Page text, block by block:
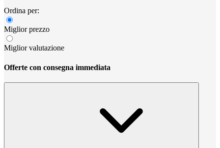
Ordina per:
Miglior prezzo
Miglior valutazione
Offerte con consegna immediata